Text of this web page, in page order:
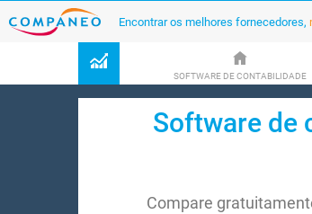
Encontrar os melhores fornecedores,
SOFTWARE DE CONTABILIDADE
Software de
Compare